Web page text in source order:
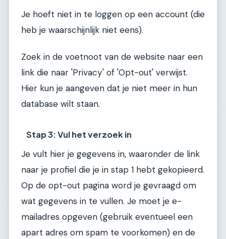
Je hoeft niet in te loggen op een account (die
heb je waarschijnlijk niet eens).
Zoek in de voetnoot van de website naar een
link die naar 'Privacy' of 'Opt-out' verwijst.
Hier kun je aangeven dat je niet meer in hun
database wilt staan.
Stap 3: Vul het verzoek in
Je vult hier je gegevens in, waaronder de link
naar je profiel die je in stap 1 hebt gekopieerd.
Op de opt-out pagina word je gevraagd om
wat gegevens in te vullen. Je moet je e-
mailadres opgeven (gebruik eventueel een
apart adres om spam te voorkomen) en de